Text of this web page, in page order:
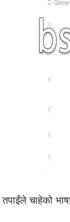
चाहेको